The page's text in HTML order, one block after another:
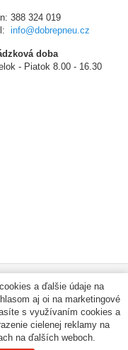
388 324 019
info@dobrepneu.cz
doba
- Piatok 8.00 - 16.30
Bezpečné platební
metody
zasílání
a ďalšie údaje na
aj oi na marketingové
s využívaním cookies a
cielenej reklamy na
na ďalších weboch.